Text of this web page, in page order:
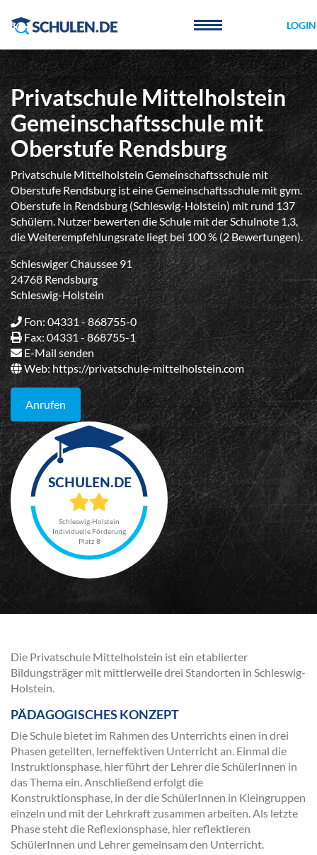
LOGIN
Privatschule Mittelholstein
Gemeinschaftsschule mit
Oberstufe Rendsburg
Privatschule Mittelholstein Gemeinschaftsschule mit
Oberstufe Rendsburg ist eine Gemeinschaftsschule mit gym.
Oberstufe in Rendsburg (Schleswig-Holstein) mit rund 137
Schülern. Nutzer bewerten die Schule mit der Schulnote 1,3,
die Weiterempfehlungsrate liegt bei 100 % (2 Bewertungen).
Schleswiger Chaussee 91
24768 Rendsburg
Schleswig-Holstein
Fon: 04331 - 868755-0
Fax: 04331 - 868755-1
E-Mail senden
Web: https://privatschule-mittelholstein.com
Anrufen
Schleswig-Holstein
Individuelle Förderung
Platz 8
Die Privatschule Mittelholstein ist ein etablierter
Bildungsträger mit mittlerweile drei Standorten in Schleswig-
Holstein.
PÄDAGOGISCHES KONZEPT
Die Schule bietet im Rahmen des Unterrichts einen in drei
Phasen geteilten, lerneffektiven Unterricht an. Einmal die
Instruktionsphase, hier führt der Lehrer die SchülerInnen in
das Thema ein. Anschließend erfolgt die
Konstruktionsphase, in der die SchülerInnen in Kleingruppen
einzeln und mit der Lehrkraft zusammen arbeiten. Als letzte
Phase steht die Reflexionsphase, hier reflektieren
SchülerInnen und Lehrer gemeinsam den Unterricht.